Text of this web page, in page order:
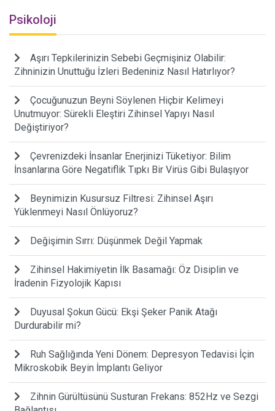
Psikoloji
Aşırı Tepkilerinizin Sebebi Geçmişiniz Olabilir:
Zihninizin Unuttuğu İzleri Bedeniniz Nasıl Hatırlıyor?
Çocuğunuzun Beyni Söylenen Hiçbir Kelimeyi
Unutmuyor: Sürekli Eleştiri Zihinsel Yapıyı Nasıl
Değiştiriyor?
Çevrenizdeki İnsanlar Enerjinizi Tüketiyor: Bilim
İnsanlarına Göre Negatiflik Tıpkı Bir Virüs Gibi Bulaşıyor
Beynimizin Kusursuz Filtresi: Zihinsel Aşırı
Yüklenmeyi Nasıl Önlüyoruz?
Değişimin Sırrı: Düşünmek Değil Yapmak
Zihinsel Hakimiyetin İlk Basamağı: Öz Disiplin ve
İradenin Fizyolojik Kapısı
Duyusal Şokun Gücü: Ekşi Şeker Panik Atağı
Durdurabilir mi?
Ruh Sağlığında Yeni Dönem: Depresyon Tedavisi İçin
Mikroskobik Beyin İmplantı Geliyor
Zihnin Gürültüsünü Susturan Frekans: 852Hz ve Sezgi